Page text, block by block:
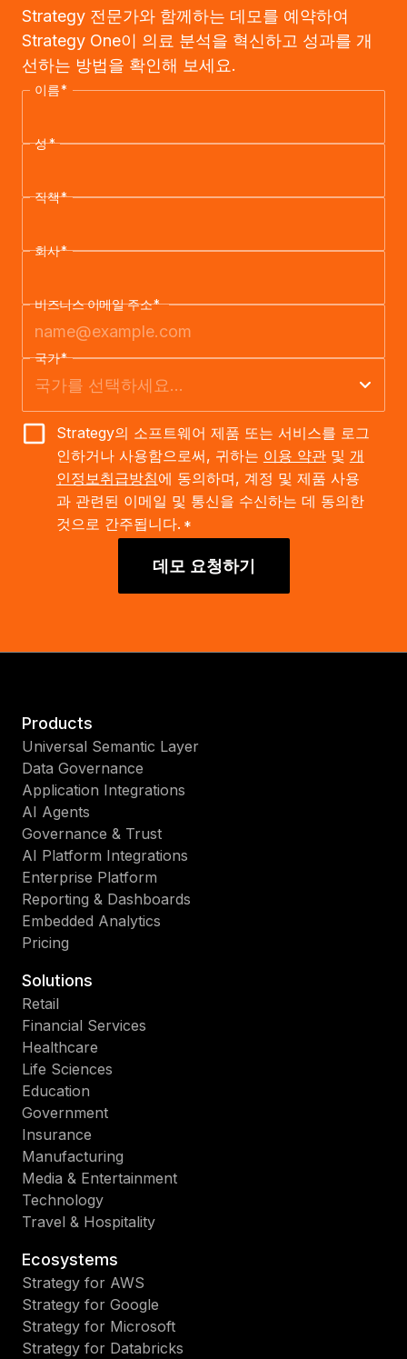
Strategy 전문가와 함께하는 데모를 예약하여
Strategy One이 의료 분석을 혁신하고 성과를 개
선하는 방법을 확인해 보세요.
이름*
성*
직책*
회사*
비즈니스 이메일 주소*
국가*
Strategy의 소프트웨어 제품 또는 서비스를 로그
인하거나 사용함으로써, 귀하는 이용 약관및 개
인정보취급방침에 동의하며, 계정 및 제품 사용
과 관련된 이메일 및 통신을 수신하는 데 동의한
것으로 간주됩니다. *
데모 요청하기
Products
Universal Semantic Layer
Data Governance
Application Integrations
AI Agents
Governance & Trust
AI Platform Integrations
Enterprise Platform
Reporting & Dashboards
Embedded Analytics
Pricing
Solutions
Retail
Financial Services
Healthcare
Life Sciences
Education
Government
Insurance
Manufacturing
Media & Entertainment
Technology
Travel & Hospitality
Ecosystems
Strategy for AWS
Strategy for Google
Strategy for Microsoft
Strategy for Databricks